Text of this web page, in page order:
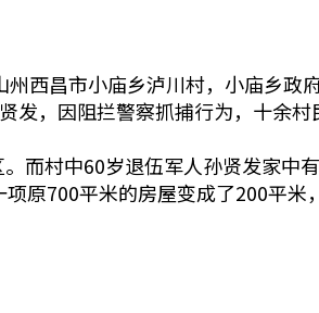
州西昌市小庙乡泸川村，小庙乡政
发，因阻拦警察抓捕行为，十余村
而村中60岁退伍军人孙贤发家中
原700平米的房屋变成了200平